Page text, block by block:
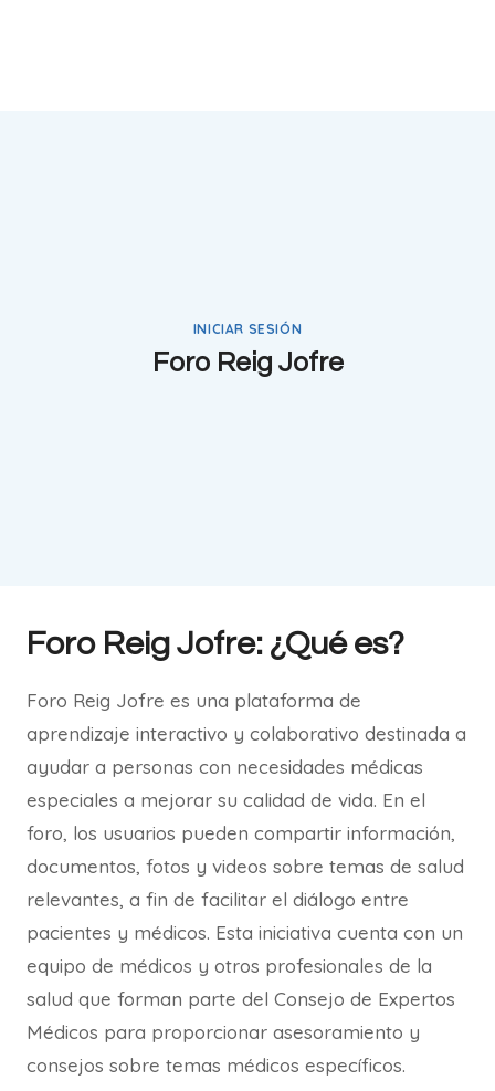
INICIAR SESIÓN
Foro Reig Jofre
Foro Reig Jofre: ¿Qué es?
Foro Reig Jofre es una plataforma de
aprendizaje interactivo y colaborativo destinada a
ayudar a personas con necesidades médicas
especiales a mejorar su calidad de vida. En el
foro, los usuarios pueden compartir información,
documentos, fotos y videos sobre temas de salud
relevantes, a fin de facilitar el diálogo entre
pacientes y médicos. Esta iniciativa cuenta con un
equipo de médicos y otros profesionales de la
salud que forman parte del Consejo de Expertos
Médicos para proporcionar asesoramiento y
consejos sobre temas médicos específicos.